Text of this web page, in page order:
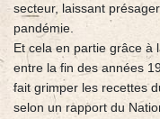
secteur, laissant
pandémie.
Et cela en partie grâce à
entre la fin des années
fait grimper les recettes
selon un rapport du